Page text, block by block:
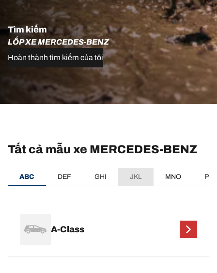
Tìm kiếm
LỐP XE MERCEDES-BENZ
Hoàn thành tìm kiếm của tôi
Tất cả mẫu xe MERCEDES-BENZ
ABC DEF GHI JKL MNO
A-Class